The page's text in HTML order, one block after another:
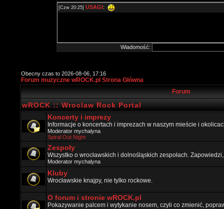
Wiadomość:
Obecny czas to 2026-08-06, 17:16
Forum muzyczne wROCK.pl Strona Główna
Forum
wROCK :: Wroclaw Rock Portal
Koncerty i imprezy
Informacje o koncertach i imprezach w naszym mieście i
Moderator mychalyna
Spiral Out Night
Zespoły
Wszystko o wrocławskich i dolnośląskich zespołach.
Moderator mychalyna
Kluby
Wrocławskie knajpy, nie tylko rockowe.
O forum i stronie wROCK.pl
Pokazywanie palcem i wytykanie nosem, czyli co zmienić,